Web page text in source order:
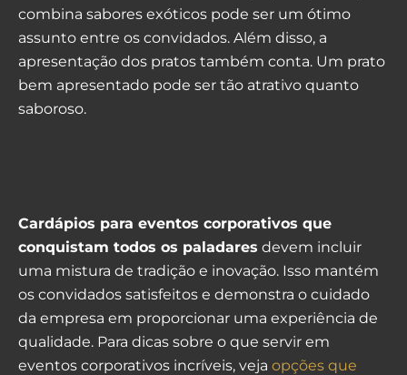
combina sabores exóticos pode ser um ótimo
assunto entre os convidados. Além disso, a
apresentação dos pratos também conta. Um prato
bem apresentado pode ser tão atrativo quanto
saboroso.
Cardápios para eventos corporativos que
conquistam todos os paladares devem incluir
uma mistura de tradição e inovação. Isso mantém
os convidados satisfeitos e demonstra o cuidado
da empresa em proporcionar uma experiência de
qualidade. Para dicas sobre o que servir em
eventos corporativos incríveis, veja opções que